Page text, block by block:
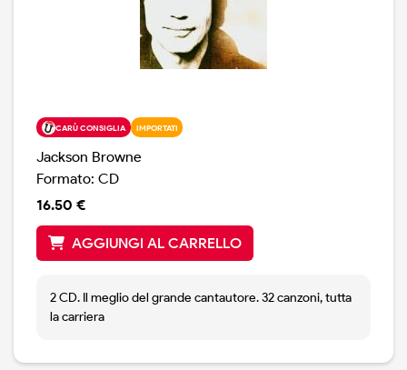
CARÙ CONSIGLIA IMPORTATI
Jackson Browne
Formato: CD
16.50 €
AGGIUNGI AL CARRELLO
2 CD. Il meglio del grande cantautore. 32 canzoni, tutta
la carriera